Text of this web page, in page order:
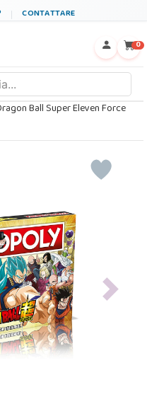
CONTATTARE
0
Ball Super Eleven Force
Next